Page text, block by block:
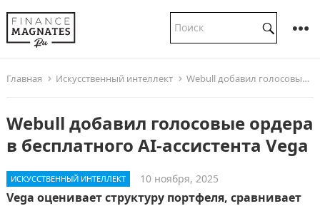
Главная Искусственный интеллект Webull добавил голосовые ордера в бесплатного AI-ассистента Vega
Webull добавил голосовые ордера
в бесплатного AI-ассистента Vega
ИСКУССТВЕННЫЙ ИНТЕЛЛЕКТ 10 ноября, 2025
Vega оценивает структуру портфеля, сравнивает